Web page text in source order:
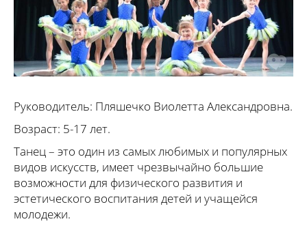
Руководитель: Пляшечко Виолетта Александровна.
Возраст: 5-17 лет.
Танец – это один из самых любимых и популярных
видов искусств, имеет чрезвычайно большие
возможности для физического развития и
эстетического воспитания детей и учащейся
молодежи.